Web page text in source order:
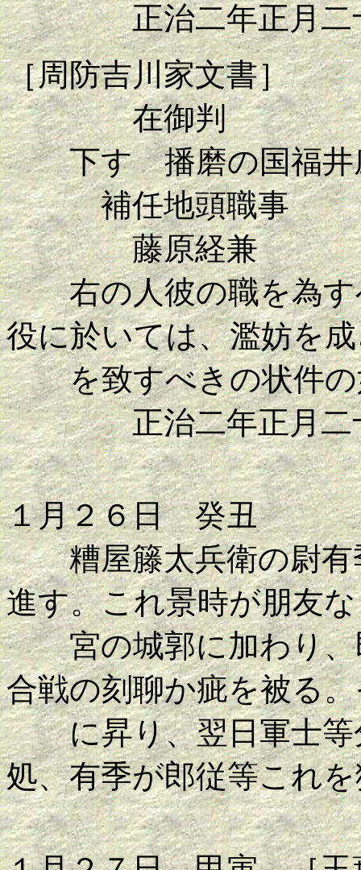
正治二年正月二
［周防吉川家文書］
在御判
下す 播磨の国福井
補任地頭職事
藤原経兼
右の人彼の職を為す
役に於いては、濫妨を
を致すべきの状件の
正治二年正月二
１月２６日 癸丑
糟屋籐太兵衛の尉有
進す。これ景時が朋友
宮の城郭に加わり、
合戦の刻聊か疵を被る
に昇り、翌日軍士等
処、有季が郎従等これ